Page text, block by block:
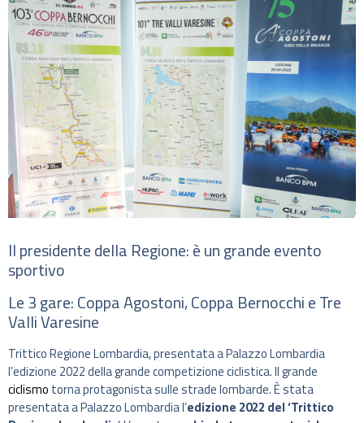
Il presidente della Regione: è un grande evento
sportivo
Le 3 gare: Coppa Agostoni, Coppa Bernocchi e Tre
Valli Varesine
Trittico Regione Lombardia, presentata a Palazzo Lombardia
l’edizione 2022 della grande competizione ciclistica. Il grande
ciclismo torna protagonista sulle strade lombarde. È stata
presentata a Palazzo Lombardia l’edizione 2022 del ‘Trittico